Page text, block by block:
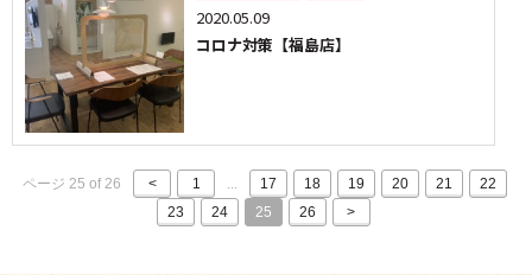
2020.05.09
コロナ対策【福島店】
ページ 25 of 26 < 1 ... 17 18 19 20 21
22
23
24 25 26 >